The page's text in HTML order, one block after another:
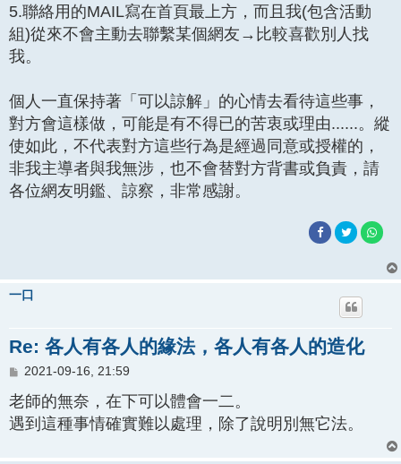
5.聯絡用的MAIL寫在首頁最上方，而且我(包含活動
組)從來不會主動去聯繫某個網友→比較喜歡別人找
我。
個人一直保持著「可以諒解」的心情去看待這些事，
對方會這樣做，可能是有不得已的苦衷或理由......。縱
使如此，不代表對方這些行為是經過同意或授權的，
非我主導者與我無涉，也不會替對方背書或負責，請
各位網友明鑑、諒察，非常感謝。
一口
Re: 各人有各人的緣法，各人有各人的造化
文
2021-09-16, 21:59
老師的無奈，在下可以體會一二。
遇到這種事情確實難以處理，除了說明別無它法。